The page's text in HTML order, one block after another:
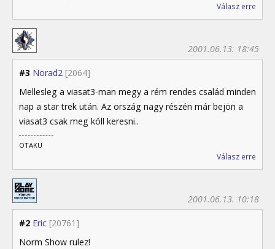
Válasz erre
#3 Norad2 [2064]
2001.06.13. 18:45
Mellesleg a viasat3-man megy a rém rendes család minden
nap a star trek után. Az ország nagy részén már bejön a
viasat3 csak meg köll keresni..
OTAKU
Válasz erre
#2 Eric [20761]
2001.06.13. 10:18
Norm Show rulez!